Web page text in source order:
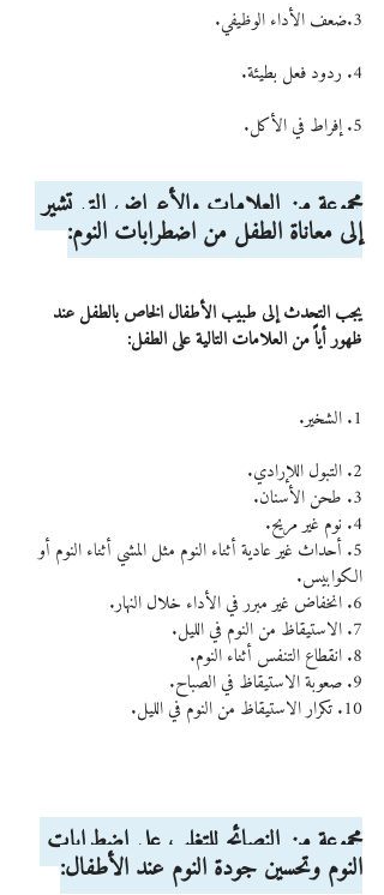
3.ضعف الأداء الوظيفي.
4. ردود فعل بطيئة.
5. إفراط في الأكل.
مجموعة من العلامات والأعراض التي تشير
إلى معاناة الطفل من اضطرابات النوم:
يجب التحدث إلى طبيب الأطفال الخاص بالطفل عند
ظهور أياً من العلامات التالية على الطفل:
1. الشخير.
2. التبول اللإرادي.
3. طحن الأسنان.
4. نوم غير مريح.
5. أحداث غير عادية أثناء النوم مثل المشي أثناء النوم أو
الكوابيس.
6. انخفاض غير مبرر في الأداء خلال النهار.
7. الاستيقاظ من النوم في الليل.
8. انقطاع التنفس أثناء النوم.
9. صعوبة الاستيقاظ في الصباح.
10. تكرار الاستيقاظ من النوم في الليل.
مجموعة من النصائح للتغلب على اضطرابات
النوم وتحسين جودة النوم عند الأطفال: